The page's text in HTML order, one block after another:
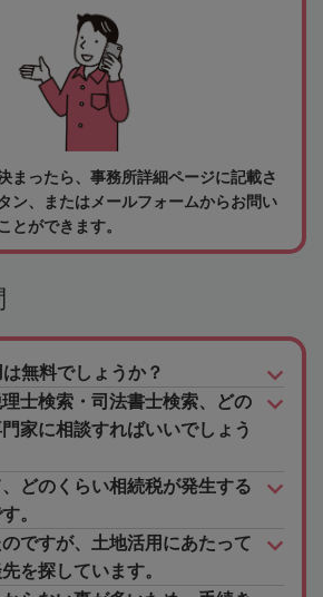
まったら、事務所詳細ページに記載さ
ン、またはメールフォームからお問い
とができます。
無料でしょうか？
士検索・司法書士検索、どの
家に相談すればいいでしょう
どのくらい相続税が発生する
。
ですが、土地活用にあたって
を探しています。